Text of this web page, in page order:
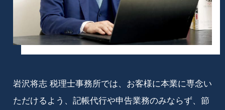
岩沢将志 税理士事務所では、お客様に本業に専念い
ただけるよう、記帳代行や申告業務のみならず、節